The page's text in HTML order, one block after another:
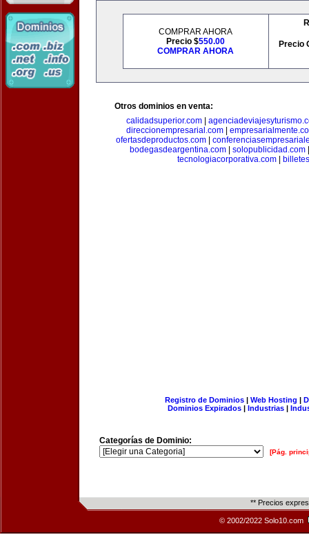
COMPRAR AHORA
Precio $550.00
COMPRAR AHORA
Precio
Otros dominios en venta:
calidadsuperior.com|
direccionempresarial.com
ofertasdeproductos.com|
bodegasdeargentina.com| solopublicidad.com
tecnologiacorporativa.com
Registro de Dominios| Web Hosting |
Dominios Expirados | Industrias |
Categorías de Dominio:
[Pág.
** Precios
© 2002/2022 Solo10.com